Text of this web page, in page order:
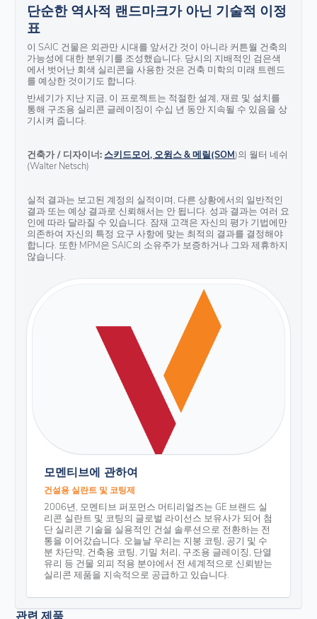
단순한 역사적 랜드마크가 아닌 기술적 이정
표
이 SAIC 건물은 외관만 시대를 앞서간 것이 아니라 커튼월 건축의
가능성에 대한 분위기를 조성했습니다. 당시의 지배적인 검은색
에서 벗어난 회색 실리콘을 사용한 것은 건축 미학의 미래 트렌드
를 예상한 것이기도 합니다.
반세기가 지난 지금, 이 프로젝트는 적절한 설계, 재료 및 설치를
통해 구조용 실리콘 글레이징이 수십 년 동안 지속될 수 있음을 상
기시켜 줍니다.
건축가 / 디자이너: 스키드모어, 오윙스 & 메릴(SOM)의 월터 네쉬
(Walter Netsch)
실적 결과는 보고된 계정의 실적이며, 다른 상황에서의 일반적인
결과 또는 예상 결과로 신뢰해서는 안 됩니다. 성과 결과는 여러 요
인에 따라 달라질 수 있습니다. 잠재 고객은 자신의 평가 기법에만
의존하여 자신의 특정 요구 사항에 맞는 최적의 결과를 결정해야
합니다. 또한 MPM은 SAIC의 소유주가 보증하거나 그와 제휴하지
않습니다.
모멘티브에 관하여
건설용 실란트 및 코팅제
2006년, 모멘티브 퍼포먼스 머티리얼즈는 GE 브랜드 실
리콘 실란트 및 코팅의 글로벌 라이선스 보유사가 되어 첨
단 실리콘 기술을 실용적인 건설 솔루션으로 전환하는 전
통을 이어갔습니다. 오늘날 우리는 지붕 코팅, 공기 및 수
분 차단막, 건축용 코팅, 기밀 처리, 구조용 글레이징, 단열
유리 등 건물 외피 적용 분야에서 전 세계적으로 신뢰받는
실리콘 제품을 지속적으로 공급하고 있습니다.
관련 제품